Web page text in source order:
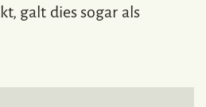
galt dies sogar als